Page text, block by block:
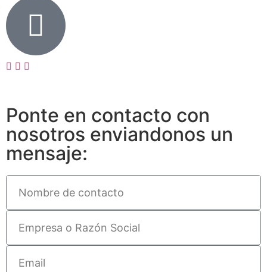
Ponte en contacto con
nosotros enviandonos un
mensaje: